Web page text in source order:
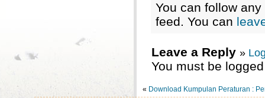
You can follow
feed. You can
Leave a Reply »
You must be
« Download Kumpulan Peraturan :